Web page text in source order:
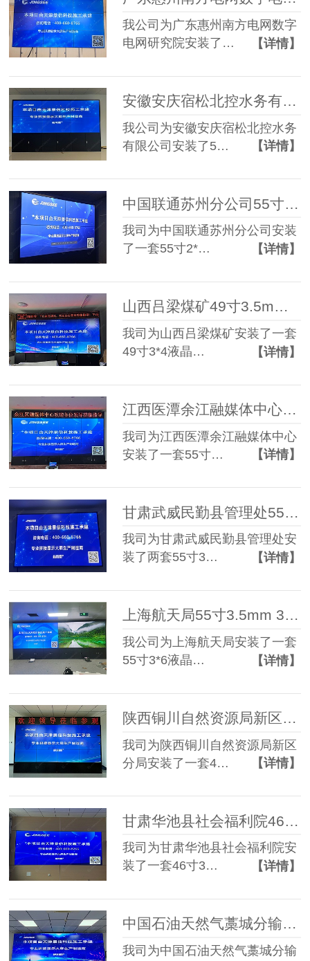
我公司为广东惠州南方电网数字
电网研究院安装了…
【详情】
安徽安庆宿松北控水务有限公司55寸1.7mm 2*3液晶拼接屏
我公司为安徽安庆宿松北控水务
有限公司安装了5…
【详情】
中国联通苏州分公司55寸1.8mm 2*2液晶拼接屏
我司为中国联通苏州分公司安装
了一套55寸2*…
【详情】
山西吕梁煤矿49寸3.5mm 3*4液晶拼接屏
我司为山西吕梁煤矿安装了一套
49寸3*4液晶…
【详情】
江西医潭余江融媒体中心55寸3.5mm 3*3液晶拼接屏
我司为江西医潭余江融媒体中心
安装了一套55寸…
【详情】
甘肃武威民勤县管理处55寸0.8mm 3*3液晶拼接屏
我司为甘肃武威民勤县管理处安
装了两套55寸3…
【详情】
上海航天局55寸3.5mm 3*6液晶拼接屏
我公司为上海航天局安装了一套
55寸3*6液晶…
【详情】
陕西铜川自然资源局新区分局46寸1.7mm 3*4液晶拼接屏和LED单红
我司为陕西铜川自然资源局新区
分局安装了一套4…
【详情】
甘肃华池县社会福利院46寸3.5mm 3*4液晶拼接屏
我司为甘肃华池县社会福利院安
装了一套46寸3…
【详情】
中国石油天然气藁城分输站46寸3.5mm 3*5液晶拼接屏
我司为中国石油天然气藁城分输